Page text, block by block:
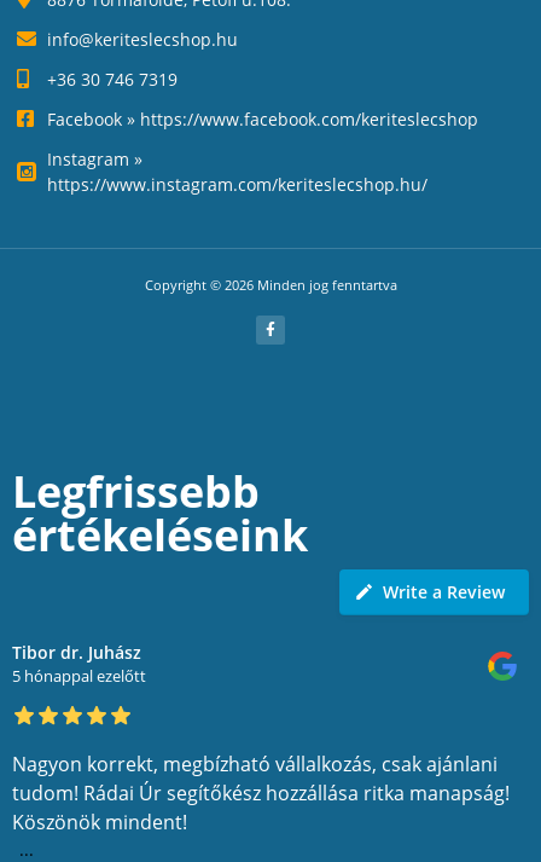
info@keriteslecshop.hu
+36 30 746 7319
Facebook » https://www.facebook.com/keriteslecshop
Instagram »
https://www.instagram.com/keriteslecshop.hu/
Copyright © 2026 Minden jog fenntartva
Legfrissebb
értékeléseink
Write a Review
Tibor dr. Juhász
5 hónappal ezelőtt
Nagyon korrekt, megbízható vállalkozás, csak ajánlani
tudom! Rádai Úr segítőkész hozzállása ritka manapság!
Köszönök mindent!
...